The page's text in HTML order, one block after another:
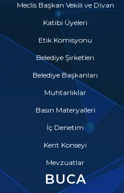
Meclis Başkan Vekili ve Divan
Katibi Üyeleri
Etik Komisyonu
Belediye Şirketleri
Belediye Başkanları
Muhtarlıklar
Basın Materyalleri
İç Denetim
Kent Konseyi
Mevzuatlar
BUCA